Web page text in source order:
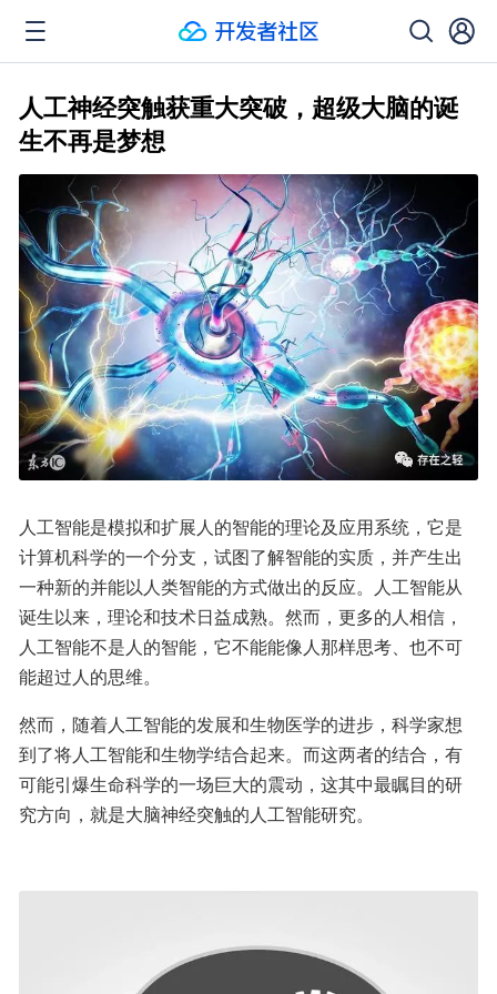
人工神经突触获重大突破，超级大脑的诞
生不再是梦想
人工智能是模拟和扩展人的智能的理论及应用系统，它是
计算机科学的一个分支，试图了解智能的实质，并产生出
一种新的并能以人类智能的方式做出的反应。人工智能从
诞生以来，理论和技术日益成熟。然而，更多的人相信，
人工智能不是人的智能，它不能能像人那样思考、也不可
能超过人的思维。
然而，随着人工智能的发展和生物医学的进步，科学家想
到了将人工智能和生物学结合起来。而这两者的结合，有
可能引爆生命科学的一场巨大的震动，这其中最瞩目的研
究方向，就是大脑神经突触的人工智能研究。